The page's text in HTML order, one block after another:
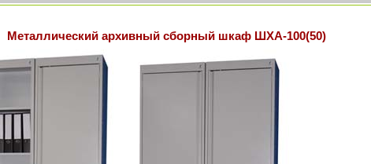
Металлический архивный сборный шкаф ШХА-100(50)